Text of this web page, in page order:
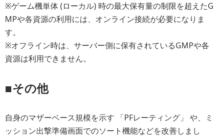
※ゲーム機単体 (ローカル) 時の最大保有量の制限を超えたG
MPや各資源の利用には、オンライン接続が必要になりま
す。
※オフライン時は、サーバー側に保有されているGMPや各
資源は利用できません。
■その他
自身のマザーベース規模を示す 「PFレーティング」 や、ミ
ッション出撃準備画面でのソート機能などを改善しまし